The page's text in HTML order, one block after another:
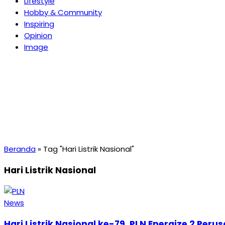
Hobby & Community
Inspiring
Opinion
Image
Beranda » Tag "Hari Listrik Nasional"
Hari Listrik Nasional
News